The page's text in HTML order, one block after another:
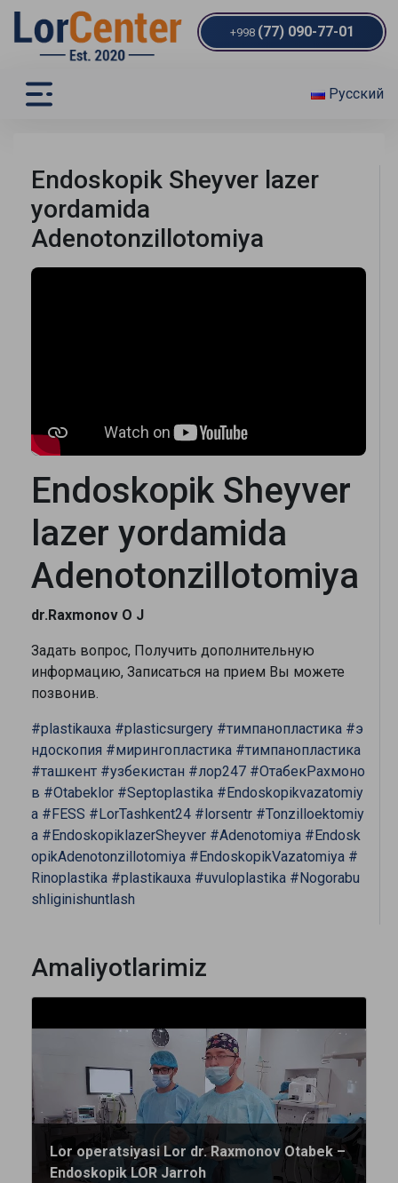
+998 (77) 090-77-01
Русский
Endoskopik Sheyver lazer
yordamida
Adenotonzillotomiya
Endoskopik Sheyver
lazer yordamida
Adenotonzillotomiya
dr.Raxmonov O J
Задать вопрос, Получить дополнительную
информацию, Записаться на прием Вы можете
позвонив.
#plastikauxa #plasticsurgery #тимпанопластика #э
ндоскопия #мирингопластика #тимпанопластика
#ташкент #узбекистан #лор247 #ОтабекРахмоно
в #Otabeklor #Septoplastika #Endoskopikvazatomiy
a #FESS #LorTashkent24 #lorsentr #Tonzilloektomiy
a #EndoskopiklazerSheyver #Adenotomiya #Endosk
opikAdenotonzillotomiya #EndoskopikVazatomiya #
Rinoplastika #plastikauxa #uvuloplastika #Nogorabu
shliginishuntlash
Amaliyotlarimiz
Lor operatsiyasi Lor dr. Raxmonov Otabek –
Endoskopik LOR Jarroh